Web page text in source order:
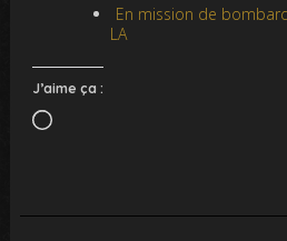
En mission de
LA
J’aime ça :
Chargement…